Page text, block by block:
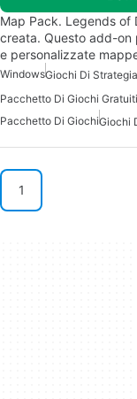
Map Pack. Legends of
creata. Questo add-on
e personalizzate
Windows
Pacchetto Di Giochi
1